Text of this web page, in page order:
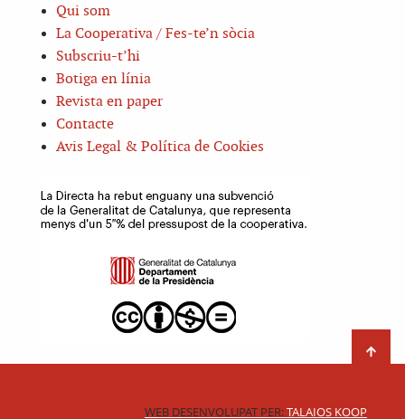
Qui som
La Cooperativa / Fes-te’n sòcia
Subscriu-t’hi
Botiga en línia
Revista en paper
Contacte
Avis Legal & Política de Cookies
WEB DESENVOLUPAT PER:TALAIOS KOOP